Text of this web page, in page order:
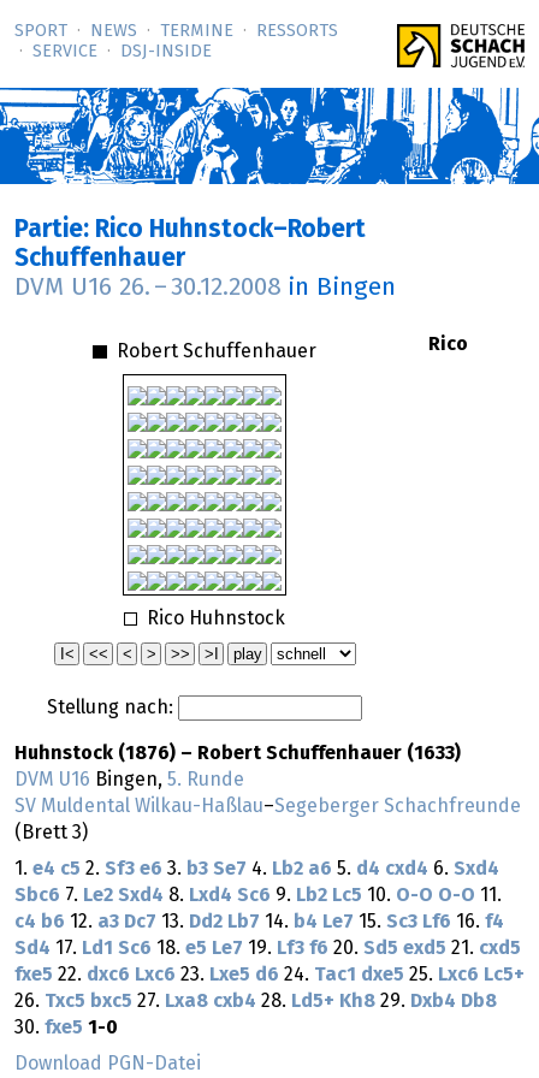
SPORT NEWS TERMINE
RESSORTS
SERVICE
DSJ-­INSIDE
Partie: Rico Huhnstock–Robert
Schuffenhauer
DVM U16 26. – 30.12.2008 in Bingen
Robert Schuffenhauer
Rico Huhnstock
Stellung nach:
Rico
Huhnstock (1876) – Robert Schuffenhauer (1633)
DVM U16 Bingen, 5. Runde
SV Muldental Wilkau-Haßlau–Segeberger Schachfreunde
(Brett 3)
1. e4 c5 2. Sf3 e6 3. b3 Se7 4. Lb2 a6 5. d4 cxd4 6. Sxd4
Sbc6 7. Le2 Sxd4 8. Lxd4 Sc6 9. Lb2 Lc5 10. O-O O-O 11.
c4 b6 12. a3 Dc7 13. Dd2 Lb7 14. b4 Le7 15. Sc3 Lf6 16. f4
Sd4 17. Ld1 Sc6 18. e5 Le7 19. Lf3 f6 20. Sd5 exd5 21. cxd5
fxe5 22. dxc6 Lxc6 23. Lxe5 d6 24. Tac1 dxe5 25. Lxc6 Lc5+
26. Txc5 bxc5 27. Lxa8 cxb4 28. Ld5+ Kh8 29. Dxb4 Db8
30. fxe5 1-0
Download PGN-Datei